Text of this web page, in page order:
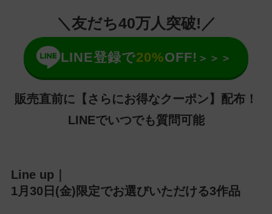
＼友だち40万人突破!／
LINE登録で20%OFF! ＞＞＞
販売直前に【さらにお得なクーポン】配布！
LINEでいつでも質問可能
Line up｜
1月30日(金)限定でお選びいただける3作品